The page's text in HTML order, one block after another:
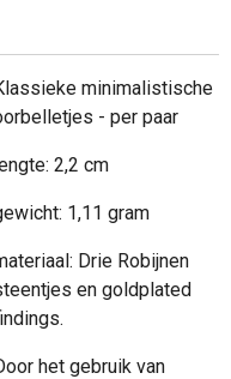
minimalistische
- per paar
2,2 cm
1,11 gram
Drie Robijnen
en goldplated
het gebruik van